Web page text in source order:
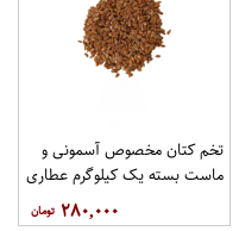
تخم کتان مخصوص آسمونی و
ماست بسته یک کیلوگرم عطاری
۲۸۰,۰۰۰